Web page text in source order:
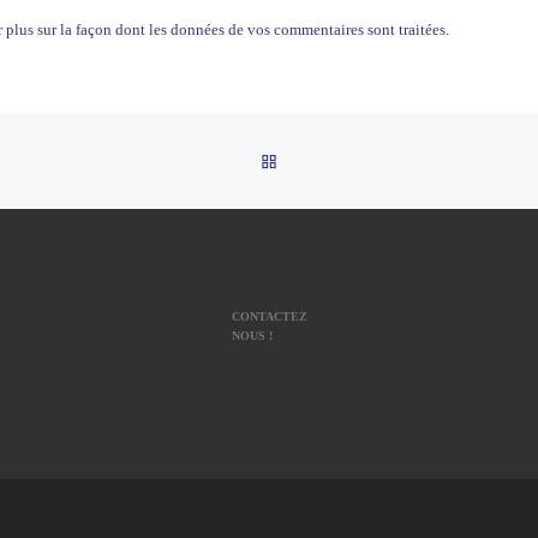
plus sur la façon dont les données de vos commentaires sont traitées.
CONTACTEZ
NOUS !